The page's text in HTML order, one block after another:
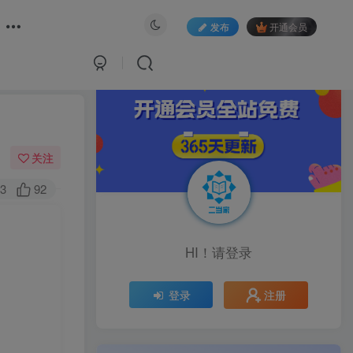
发布 开通会员
关注
92
HI！请登录
登录 注册